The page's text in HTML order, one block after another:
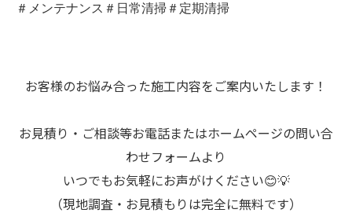
＃メンテナンス＃日常清掃＃定期清掃
お客様のお悩み合った施工内容をご案内いたします！
お見積り・ご相談等お電話またはホームページの問い合
わせフォームより
いつでもお気軽にお声がけください😊💡
（現地調査・お見積もりは完全に無料です）